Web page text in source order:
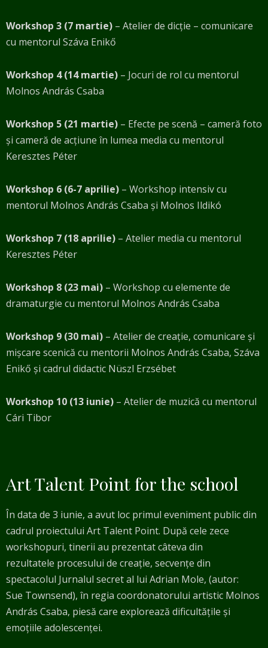
Workshop 3 (7 martie) – Atelier de dicție – comunicare
cu mentorul Száva Enikő
Workshop 4 (14 martie) – Jocuri de rol cu mentorul
Molnos András Csaba
Workshop 5 (21 martie) – Efecte pe scenă – cameră foto
și cameră de acțiune în lumea media cu mentorul
Keresztes Péter
Workshop 6 (6-7 aprilie) – Workshop intensiv cu
mentorul Molnos András Csaba și Molnos Ildikó
Workshop 7 (18 aprilie) – Atelier media cu mentorul
Keresztes Péter
Workshop 8 (23 mai) – Workshop cu elemente de
dramaturgie cu mentorul Molnos András Csaba
Workshop 9 (30 mai) – Atelier de creație, comunicare și
mișcare scenică cu mentorii Molnos András Csaba, Száva
Enikő și cadrul didactic Nüszl Erzsébet
Workshop 10 (13 iunie) – Atelier de muzică cu mentorul
Cári Tibor
Art Talent Point for the school
În data de 3 iunie, a avut loc primul eveniment public din
cadrul proiectului Art Talent Point. După cele zece
workshopuri, tinerii au prezentat câteva din
rezultatele procesului de creație, secvențe din
spectacolul Jurnalul secret al lui Adrian Mole, (autor:
Sue Townsend), în regia coordonatorului artistic Molnos
András Csaba, piesă care explorează dificultățile și
emoțiile adolescenței.